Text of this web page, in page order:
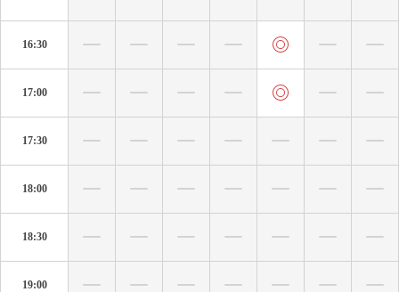
16:30
17:00
17:30
18:00
18:30
19:00